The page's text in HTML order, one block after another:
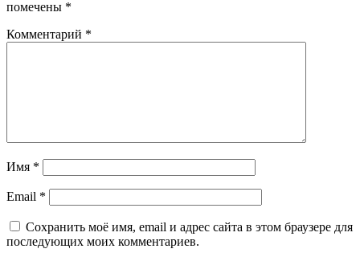
помечены *
Комментарий *
Имя *
Email *
Сохранить моё имя, email и адрес сайта в этом браузере для
последующих моих комментариев.